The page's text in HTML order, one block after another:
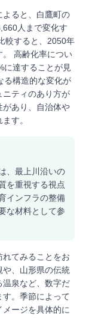
よると、白鷹町の
人まで変化す
較すると、2050年
高齢化率につい
に達することが見
る構造的な変化が
ニティのあり方が
があり、自治体や
す。
、最上川沿いの
を重視する視点
インフラの整備
な材料として参
てみることをお
や、山形県の伝統
温泉など、数字だ
。季節によって
ージを具体的に